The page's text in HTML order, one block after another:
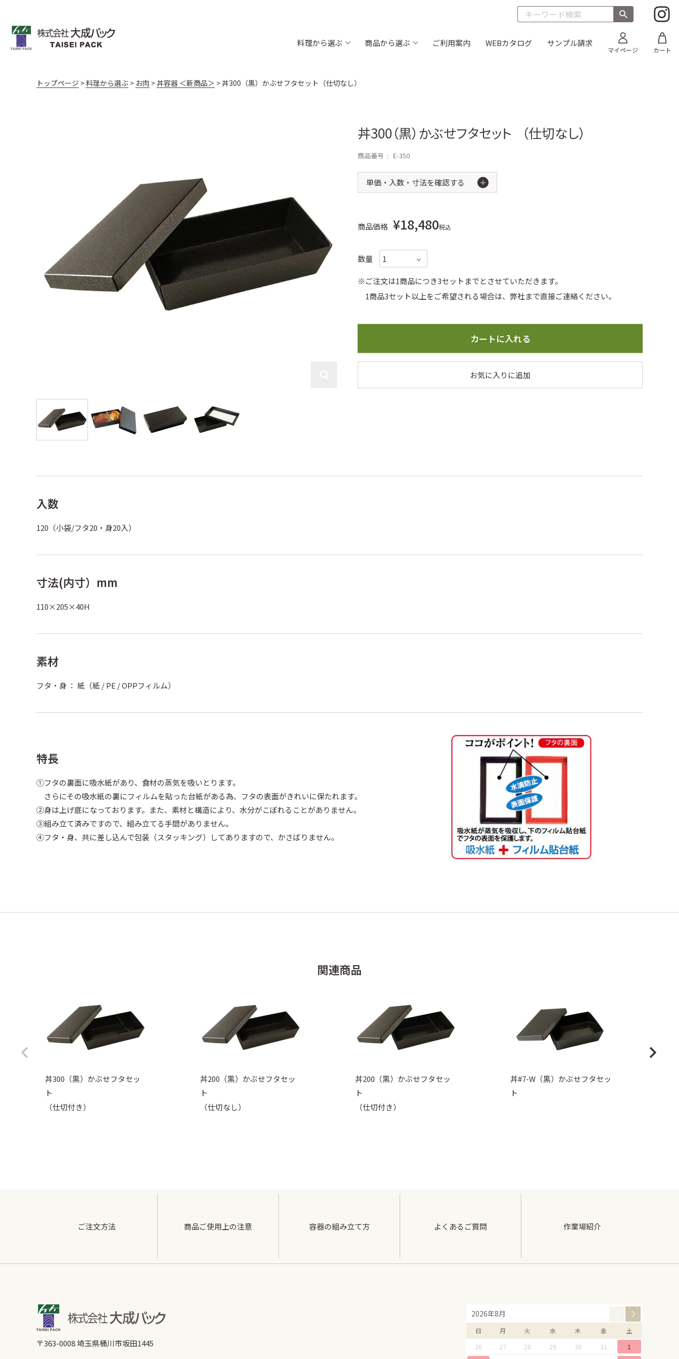
料理から選ぶ 商品から選ぶ
ちらし折 丼635 透明フタ
折弁 黒柾目
丼容器 (電子レンジ対応) 新商品 お重箱（内側朱）
御料理 黒金砂目（組） グルメランチボックス 桧
そば容器 黒 新商品 手提げ紙袋・風呂敷 季節の敷紙（大）
ご利用案内 WEBカタログ サンプル請求
マイページ カート
トップページ 料理から選ぶ お肉 丼容器 ＜新商品＞ 丼300（黒）かぶせフタセット（仕切なし）
丼300（黒）かぶせフタセット （仕切なし）
商品番号 E-350
単価・入数・寸法を確認する
商品価格 ¥18,480税込
お気に入りに追加
※ご注文は1商品につき3セットまでとさせていただきます。
1商品3セット以上をご希望される場合は、弊社まで直接ご連絡ください。
カートに入れる
入数
120（小袋/フタ20・身20入）
寸法(内寸）mm
110×205×40H
素材
フタ・身 ： 紙（紙 / PE / OPPフィルム）
特長
①フタの裏面に吸水紙があり、食材の蒸気を吸いとります。
さらにその吸水紙の裏にフィルムを貼った台紙がある為、フタの表面がきれいに保たれます。
②身は上げ底になっております。また、素材と構造により、水分がこぼれることがありません。
③組み立て済みですので、組み立てる手間がありません。
④フタ・身、共に差し込んで包装（スタッキング）してありますので、かさばりません。
関連商品
丼300（黒）かぶせフタセッ
ト
（仕切付き）
丼200（黒）かぶせフタセッ
ト
（仕切なし）
丼200（黒）かぶせフタセッ
ト
（仕切付き）
丼#7-W（黒）かぶせフタセッ
ト
ご注文方法 商品ご使用上の注意 容器の組み立て方 よくあるご質問 作業場紹介
〒363-0008 埼玉県桶川市坂田1445
2026年8月
日 月 火 水 木 金
土
26
27 28 29 30 31
1